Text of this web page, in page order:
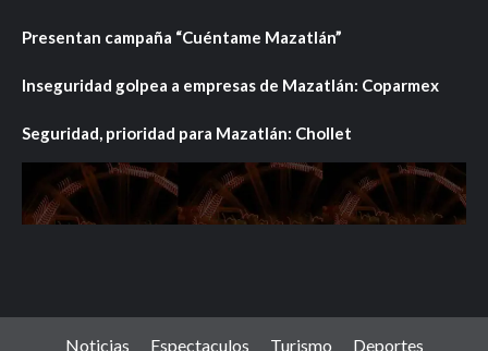
Presentan campaña “Cuéntame Mazatlán”
Inseguridad golpea a empresas de Mazatlán: Coparmex
Seguridad, prioridad para Mazatlán: Chollet
Noticias Espectaculos Turismo Deportes